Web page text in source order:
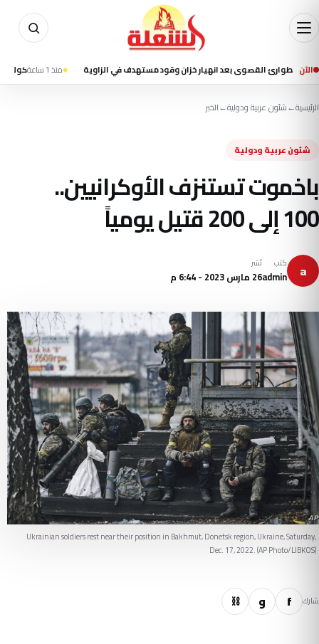
الآن القصوى بعد انهيار خزان وقود مستهدف في الزاوية منذ 1 ساعة كولومبيا تعلن
الرئيسية←شئون عربية ودولية←الخبر
شئون عربية ودولية
باخموت تستنزف الأوكرانيين..
100 إلى 200 قتيل يومياً
a كتب
admin
نُشر
26 مارس 2023 - 6:44 م
Ukrainian soldiers rest near their position in Bakhmut, Donetsk region, Ukraine, Saturday,
Dec. 17, 2022. (AP Photo/LIBKOS)
شارك f و ⛓